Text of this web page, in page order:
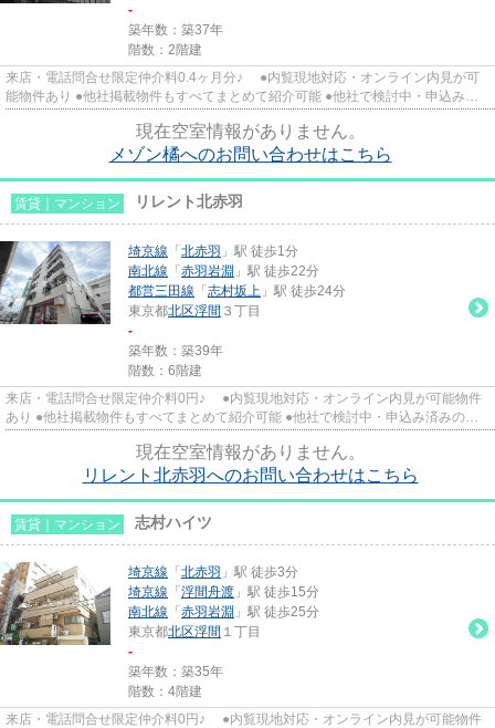
-
築年数：築37年
階数：2階建
来店・電話問合せ限定仲介料0.4ヶ月分♪ ●内覧現地対応・オンライン内見が可
能物件あり ●他社掲載物件もすべてまとめて紹介可能 ●他社で検討中・申込み済
現在空室情報がありません。
メゾン橘へのお問い合わせはこちら
賃貸｜マンション リレント北赤羽
埼京線 「 北赤羽 」駅 徒歩1分
南北線 「 赤羽岩淵 」駅 徒歩22分
都営三田線 「 志村坂上 」駅 徒歩24分
東京都北区浮間 ３丁目
-
築年数：築39年
階数：6階建
来店・電話問合せ限定仲介料0円♪ ●内覧現地対応・オンライン内見が可能物件
あり ●他社掲載物件もすべてまとめて紹介可能 ●他社で検討中・申込み済みのお
現在空室情報がありません。
リレント北赤羽へのお問い合わせはこちら
賃貸｜マンション 志村ハイツ
埼京線 「 北赤羽 」駅 徒歩3分
埼京線 「 浮間舟渡 」駅 徒歩15分
南北線 「 赤羽岩淵 」駅 徒歩25分
東京都北区浮間 １丁目
-
築年数：築35年
階数：4階建
来店・電話問合せ限定仲介料0円♪ ●内覧現地対応・オンライン内見が可能物件